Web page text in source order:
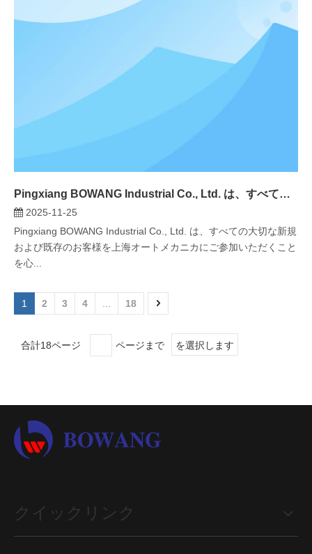
Pingxiang BOWANG Industrial Co., Ltd. は、すべての大切な新規および既存のお客様を上海オートメカニカにご参加いただくことを心より歓迎いたします。
2025-11-25
Pingxiang BOWANG Industrial Co., Ltd. は、すべての大切な新規
および既存のお客様を上海オートメカニカにご参加いただくこと
を心...
1 2 3 4 ... 18
合計18ページ ページまで を選択します
クイックリンク